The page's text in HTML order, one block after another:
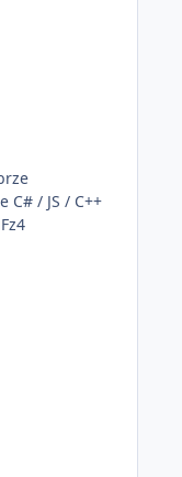
/ JS / C++